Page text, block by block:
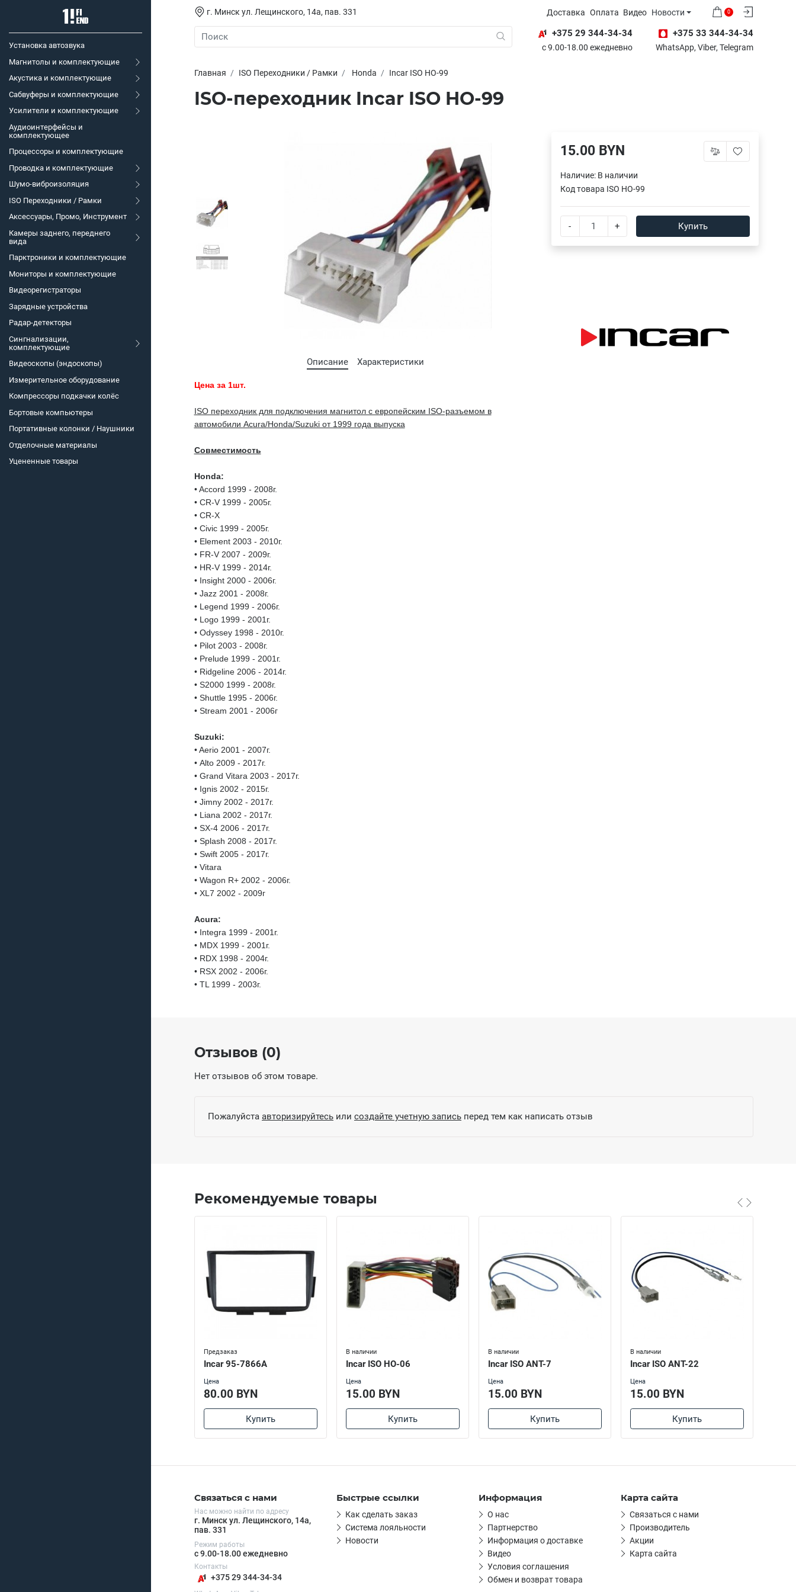
Установка автозвука
Магнитолы и комплектующие
Акустика и комплектующие
Сабвуферы и комплектующие
Усилители и комплектующие
Аудиоинтерфейсы и
комплектующее
Процессоры и комплектующие
Проводка и комплектующие
Шумо-виброизоляция
ISO Переходники / Рамки
Аксессуары, Промо, Инструмент
Камеры заднего, переднего
вида
Парктроники и комплектующие
Мониторы и комплектующие
Видеорегистраторы
Зарядные устройства
Радар-детекторы
Сингнализации,
комплектующие
Видеоскопы (эндоскопы)
Измерительное оборудование
Компрессоры подкачки колёс
Бортовые компьютеры
Портативные колонки / Наушники
Отделочные материалы
Уцененные товары
Доставка Оплата Видео Новости
г. Минск ул. Лещинского, 14а, пав. 331
+375 29 344-34-34
с 9.00-18.00 ежедневно
0
+375 33 344-34-34
WhatsApp, Viber, Telegram
Главная ISO Переходники / Рамки Honda Incar ISO HO-99
ISO-переходник Incar ISO HO-99
Описание Характеристики
Цена за 1шт.
ISO переходник для подключения магнитол с европейским ISO-разъемом в
автомобили Acura/Honda/Suzuki от 1999 года выпуска
Совместимость
Honda:
• Accord 1999 - 2008г.
• CR-V 1999 - 2005г.
• CR-X
• Civic 1999 - 2005г.
• Element 2003 - 2010г.
• FR-V 2007 - 2009г.
• HR-V 1999 - 2014г.
• Insight 2000 - 2006г.
• Jazz 2001 - 2008г.
• Legend 1999 - 2006г.
• Logo 1999 - 2001г.
• Odyssey 1998 - 2010г.
• Pilot 2003 - 2008г.
• Prelude 1999 - 2001г.
• Ridgeline 2006 - 2014г.
• S2000 1999 - 2008г.
• Shuttle 1995 - 2006г.
• Stream 2001 - 2006г
Suzuki:
• Aerio 2001 - 2007г.
• Alto 2009 - 2017г.
• Grand Vitara 2003 - 2017г.
• Ignis 2002 - 2015г.
• Jimny 2002 - 2017г.
• Liana 2002 - 2017г.
• SX-4 2006 - 2017г.
• Splash 2008 - 2017г.
• Swift 2005 - 2017г.
• Vitara
• Wagon R+ 2002 - 2006г.
• XL7 2002 - 2009г
Acura:
• Integra 1999 - 2001г.
• MDX 1999 - 2001г.
• RDX 1998 - 2004г.
• RSX 2002 - 2006г.
• TL 1999 - 2003г.
15.00 BYN
Наличие: В наличии
Код товара ISO HO-99
- + Купить
Отзывов (0)
Нет отзывов об этом товаре.
Пожалуйста авторизируйтесь или создайте учетную запись перед тем как написать отзыв
Рекомендуемые товары
Предзаказ
Incar 95-7866A
Цена
80.00 BYN
Купить
В наличии
Incar ISO HO-06
Цена
15.00 BYN
Купить
В наличии
Incar ISO ANT-7
Цена
15.00 BYN
Купить
В наличии
Incar ISO ANT-22
Цена
15.00 BYN
Купить
Связаться с нами
Нас можно найти по адресу
г. Минск ул. Лещинского, 14а,
пав. 331
Режим работы
с 9.00-18.00 ежедневно
Контакты
+375 29 344-34-34
Быстрые ссылки
Как сделать заказ
Система лояльности
Новости
Информация
О нас
Партнерство
Информация о доставке
Видео
Условия соглашения
Обмен и возврат товара
Карта сайта
Связаться с нами
Производитель
Акции
Карта сайта